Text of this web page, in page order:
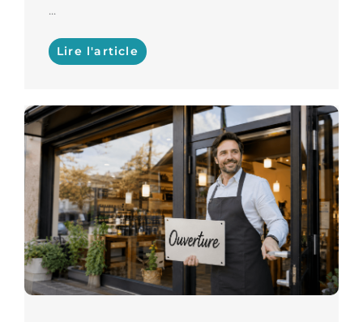
...
Lire l'article